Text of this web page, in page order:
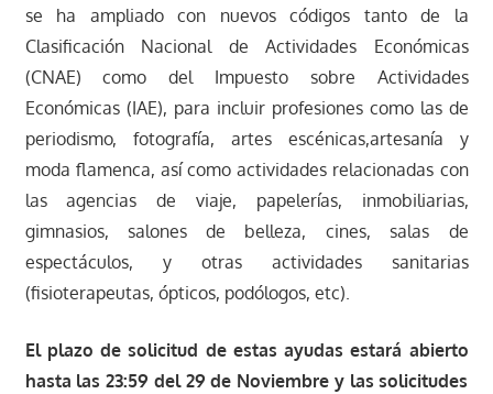
se ha ampliado con nuevos códigos tanto de la
Clasificación Nacional de Actividades Económicas
(CNAE) como del Impuesto sobre Actividades
Económicas (IAE), para incluir profesiones como las de
periodismo, fotografía, artes escénicas,artesanía y
moda flamenca, así como actividades relacionadas con
las agencias de viaje, papelerías, inmobiliarias,
gimnasios, salones de belleza, cines, salas de
espectáculos, y otras actividades sanitarias
(fisioterapeutas, ópticos, podólogos, etc).
El plazo de solicitud de estas ayudas estará abierto
hasta las 23:59 del 29 de Noviembre y las solicitudes